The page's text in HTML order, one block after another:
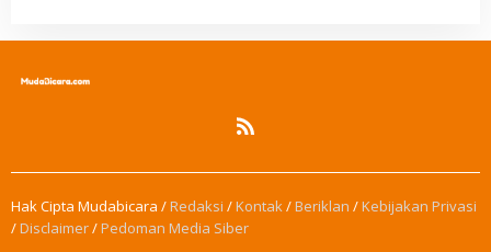
Hak Cipta Mudabicara /Redaksi /Kontak/Beriklan /Kebijakan Privasi
/Disclaimer/Pedoman Media Siber